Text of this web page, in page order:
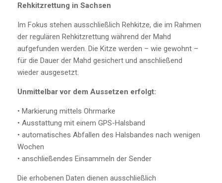
Rehkitzrettung in Sachsen
Im Fokus stehen ausschließlich Rehkitze, die im Rahmen
der regulären Rehkitzrettung während der Mahd
aufgefunden werden. Die Kitze werden – wie gewohnt –
für die Dauer der Mahd gesichert und anschließend
wieder ausgesetzt.
Unmittelbar vor dem Aussetzen erfolgt:
• Markierung mittels Ohrmarke
• Ausstattung mit einem GPS-Halsband
• automatisches Abfallen des Halsbandes nach wenigen
Wochen
• anschließendes Einsammeln der Sender
Die erhobenen Daten dienen ausschließlich